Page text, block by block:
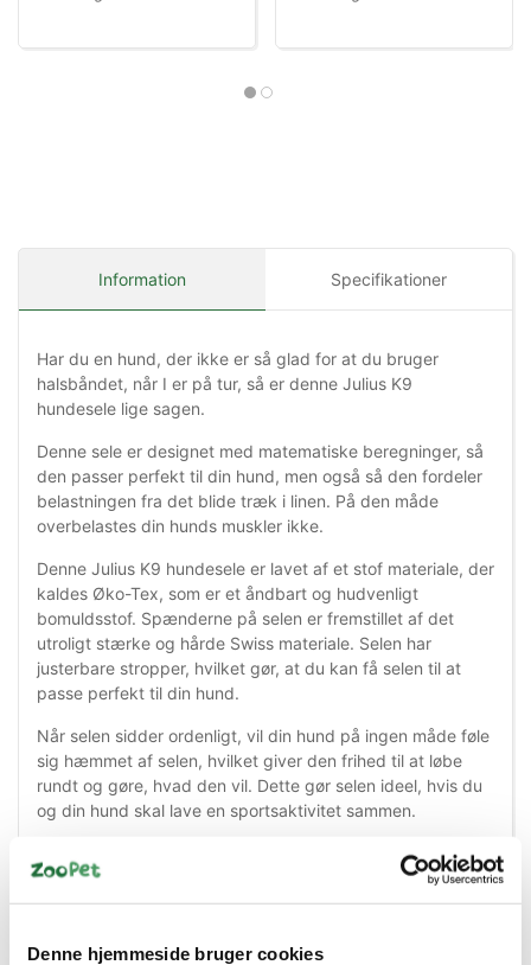
Denne hjemmeside bruger cookies
Information Specifikationer
Har du en hund, der ikke er så glad for at du bruger
halsbåndet, når I er på tur, så er denne Julius K9
hundesele lige sagen.
Denne sele er designet med matematiske beregninger, så
den passer perfekt til din hund, men også så den fordeler
belastningen fra det blide træk i linen. På den måde
overbelastes din hunds muskler ikke.
Denne Julius K9 hundesele er lavet af et stof materiale, der
kaldes Øko-Tex, som er et åndbart og hudvenligt
bomuldsstof. Spænderne på selen er fremstillet af det
utroligt stærke og hårde Swiss materiale. Selen har
justerbare stropper, hvilket gør, at du kan få selen til at
passe perfekt til din hund.
Når selen sidder ordenligt, vil din hund på ingen måde føle
sig hæmmet af selen, hvilket giver den frihed til at løbe
rundt og gøre, hvad den vil. Dette gør selen ideel, hvis du
og din hund skal lave en sportsaktivitet sammen.
Stropperne og syningerne er reflekser, så din hund kan
blive set i mørket. På hver side af selen, kan du fastgøre
nogle velcro-strips, der har et ord på, som også er en